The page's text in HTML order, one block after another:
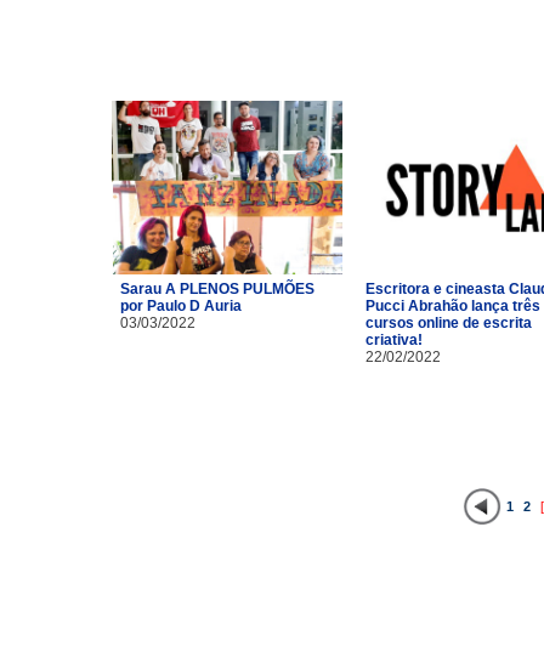
Sarau A PLENOS PULMÕES
por Paulo D Auria
03/03/2022
Escritora e cineasta
Pucci Abrahão lança três
cursos online de escrita
criativa!
22/02/2022
1 2